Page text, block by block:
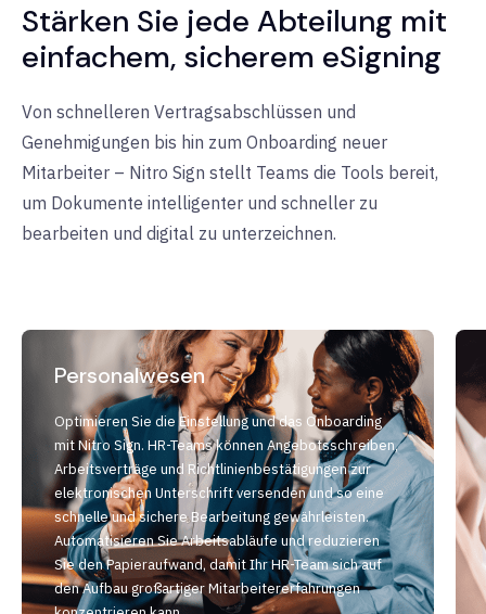
Stärken Sie jede Abteilung mit
einfachem, sicherem eSigning
Von schnelleren Vertragsabschlüssen und
Genehmigungen bis hin zum Onboarding neuer
Mitarbeiter – Nitro Sign stellt Teams die Tools bereit,
um Dokumente intelligenter und schneller zu
bearbeiten und digital zu unterzeichnen.
Personalwesen
Optimieren Sie die Einstellung und das Onboarding
mit Nitro Sign. HR-Teams können Angebotsschreiben,
Arbeitsverträge und Richtlinienbestätigungen zur
elektronischen Unterschrift versenden und so eine
schnelle und sichere Bearbeitung gewährleisten.
Automatisieren Sie Arbeitsabläufe und reduzieren
Sie den Papieraufwand, damit Ihr HR-Team sich auf
den Aufbau großartiger Mitarbeitererfahrungen